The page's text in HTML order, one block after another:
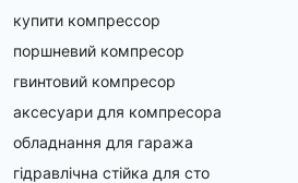
купити компрессор
поршневий компресор
гвинтовий компресор
аксесуари для компресора
обладнання для гаража
гідравлічна стійка для сто